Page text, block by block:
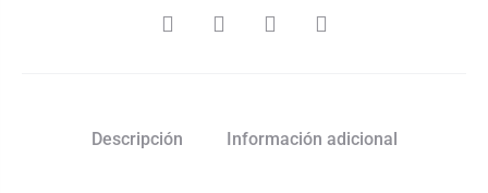
Descripción Información adicional